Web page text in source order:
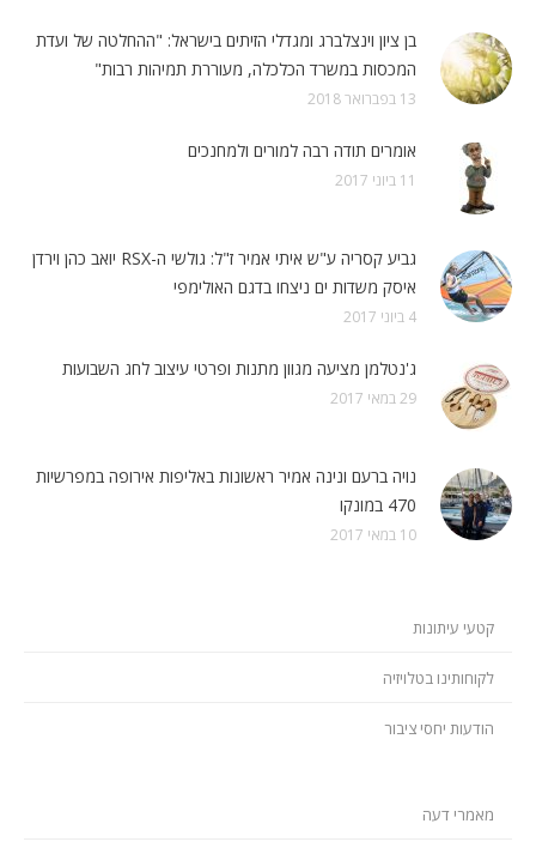
בן ציון וינצלברג ומגדלי הזיתים בישראל: "ההחלטה של ועדת
המכסות במשרד הכלכלה, מעוררת תמיהות רבות"
13 בפברואר 2018
אומרים תודה רבה למורים ולמחנכים
11 ביוני 2017
גביע קסריה ע"ש איתי אמיר ז"ל: גולשי ה-RSX יואב כהן וירדן
איסק משדות ים ניצחו בדגם האולימפי
4 ביוני 2017
ג'נטלמן מציעה מגוון מתנות ופרטי עיצוב לחג השבועות
29 במאי 2017
נויה ברעם ונינה אמיר ראשונות באליפות אירופה במפרשיות
470 במונקו
10 במאי 2017
קטעי עיתונות
לקוחותינו בטלויזיה
הודעות יחסי ציבור
מאמרי דעה